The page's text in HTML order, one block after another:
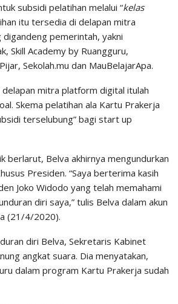
subsidi pelatihan melalui “kelas
itu tersedia di delapan mitra
pemerintah, yakni
Skill Academy by Ruangguru,
Sekolah.mu dan MauBelajarApa.
mitra platform digital itulah
Skema pelatihan ala Kartu Prakerja
terselubung” bagi start up
berlarut, Belva akhirnya mengundurkan
Presiden. “Saya berterima kasih
Joko Widodo yang telah memahami
diri saya,” tulis Belva dalam akun
(21/4/2020).
diri Belva, Sekretaris Kabinet
angkat suara. Dia menyatakan,
dalam program Kartu Prakerja sudah